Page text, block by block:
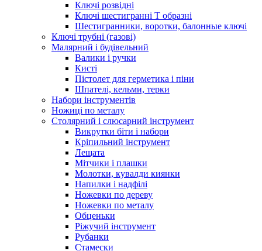
Ключі розвідні
Ключі шестигранні Т образні
Шестигранники, воротки, балонные ключі
Ключі трубні (газові)
Малярний і будівельний
Валики і ручки
Кисті
Пістолет для герметика і піни
Шпателі, кельми, терки
Набори інструментів
Ножиці по металу
Столярний і слюсарний інструмент
Викрутки біти і набори
Кріпильний інструмент
Лещата
Мітчики і плашки
Молотки, кувалди киянки
Напилки і надфілі
Ножевки по дереву
Ножевки по металу
Обценьки
Ріжучий інструмент
Рубанки
Стамески